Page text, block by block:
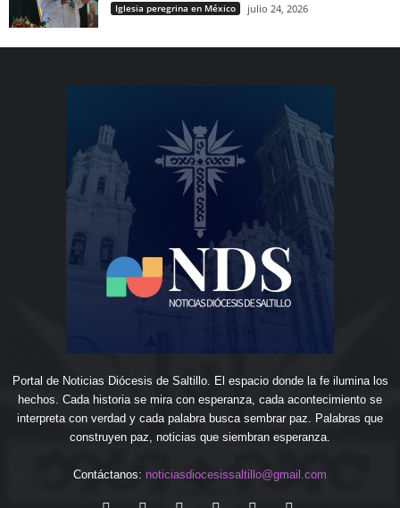
Iglesia peregrina en México julio 24, 2026
Portal de Noticias Diócesis de Saltillo. El espacio donde la fe ilumina los
hechos. Cada historia se mira con esperanza, cada acontecimiento se
interpreta con verdad y cada palabra busca sembrar paz. Palabras que
construyen paz, noticias que siembran esperanza.
Contáctanos: noticiasdiocesissaltillo@gmail.com